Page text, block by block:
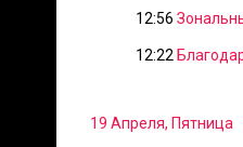
12:56
12:22
19 Апреля, Пятница